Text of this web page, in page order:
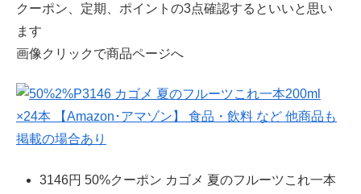
クーポン、定期、ポイントの3点確認するといいと思い
ます
画像クリックで商品ページへ
3146円 50%クーポン カゴメ 夏のフルーツこれ一本